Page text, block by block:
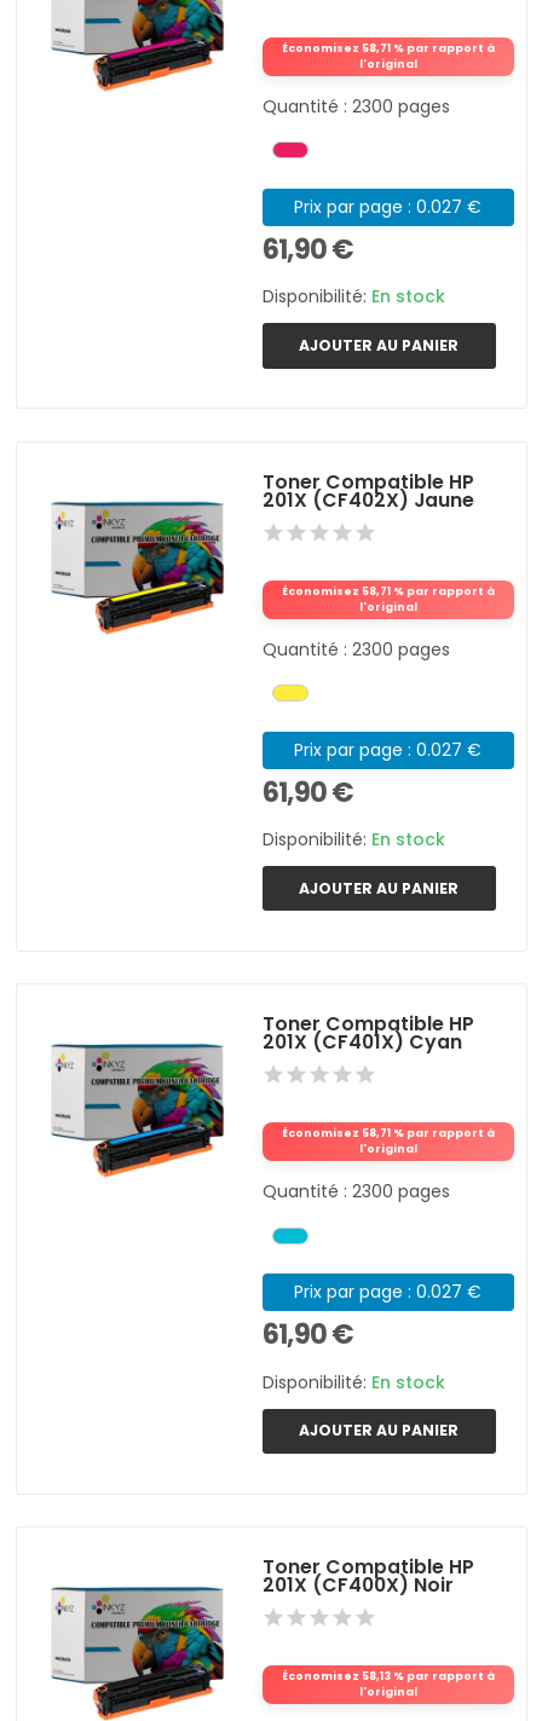
Économisez 58,71 % par rapport à
l'original
Quantité : 2300 pages
Prix par page : 0.027 €
61,90 €
Disponibilité: En stock
AJOUTER AU PANIER
Toner Compatible HP
201X (CF402X) Jaune
Économisez 58,71 % par rapport à
l'original
Quantité : 2300 pages
Prix par page : 0.027 €
61,90 €
Disponibilité: En stock
AJOUTER AU PANIER
Toner Compatible HP
201X (CF401X) Cyan
Économisez 58,71 % par rapport à
l'original
Quantité : 2300 pages
Prix par page : 0.027 €
61,90 €
Disponibilité: En stock
AJOUTER AU PANIER
Toner Compatible HP
201X (CF400X) Noir
Économisez 58,13 % par rapport à
l'original